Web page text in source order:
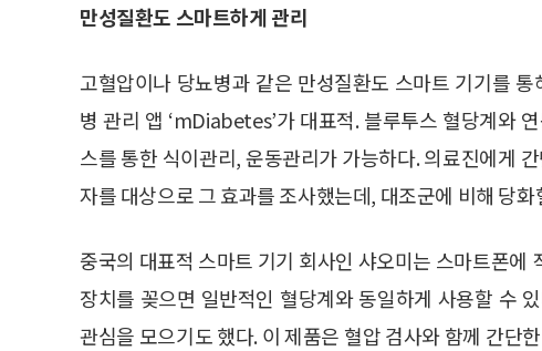
만성질환도 스마트하게 관리
고혈압이나 당뇨병과 같은 만성질환도 스마트 기기를
병 관리 앱 ‘mDiabetes’가 대표적. 블루투스 혈당계와
스를 통한 식이관리, 운동관리가 가능하다. 의료진에게
자를 대상으로 그 효과를 조사했는데, 대조군에 비해 당
중국의 대표적 스마트 기기 회사인 샤오미는 스마트폰에
장치를 꽂으면 일반적인 혈당계와 동일하게 사용할 수
관심을 모으기도 했다. 이 제품은 혈압 검사와 함께 간단